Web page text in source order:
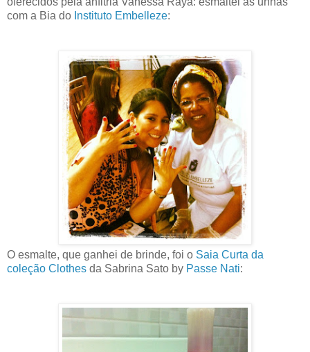
com a Bia do Instituto Embelleze:
O esmalte, que ganhei de brinde, foi o Saia Curta da
coleção Clothes da Sabrina Sato by Passe Nati: